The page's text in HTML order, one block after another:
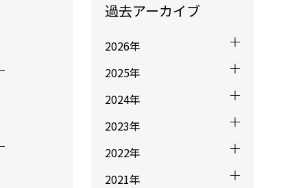
過去アーカイブ
2026年
2025年
2024年
2023年
2022年
2021年